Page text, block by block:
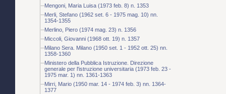
Mengoni, Maria Luisa (1973 feb. 8) n. 1353
Merli, Stefano (1962 set. 6 - 1975 mag. 10) nn.
1354-1355
Merlino, Piero (1974 mag. 23) n. 1356
Miccoli, Giovanni (1968 ott. 19) n. 1357
Milano Sera. Milano (1950 set. 1 - 1952 ott. 25) nn.
1358-1360
Ministero della Pubblica Istruzione. Direzione
generale per l'istruzione universitaria (1973 feb. 23 -
1975 mar. 1) nn. 1361-1363
Mirri, Mario (1950 mar. 14 - 1974 feb. 3) nn. 1364-
1377